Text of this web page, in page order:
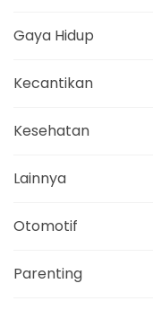
Gaya Hidup
Kecantikan
Kesehatan
Lainnya
Otomotif
Parenting